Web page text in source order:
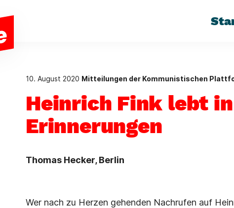
10. August 2020 Mitteilungen der Kommunistischen
Heinrich Fink lebt
Erinnerungen
Thomas Hecker, Berlin
Wer nach zu Herzen gehenden Nachrufen auf